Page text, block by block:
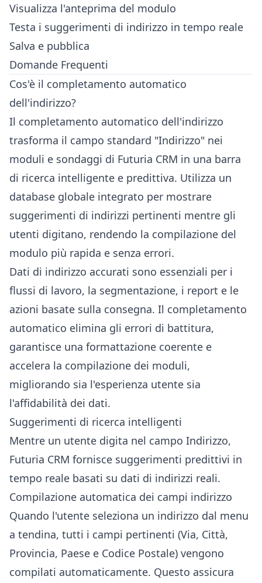
Visualizza l'anteprima del modulo
Testa i suggerimenti di indirizzo in tempo reale
Salva e pubblica
Domande Frequenti
Cos'è il completamento automatico
dell'indirizzo?
Il completamento automatico dell'indirizzo
trasforma il campo standard "Indirizzo" nei
moduli e sondaggi di Futuria CRM in una barra
di ricerca intelligente e predittiva. Utilizza un
database globale integrato per mostrare
suggerimenti di indirizzi pertinenti mentre gli
utenti digitano, rendendo la compilazione del
modulo più rapida e senza errori.
Dati di indirizzo accurati sono essenziali per i
flussi di lavoro, la segmentazione, i report e le
azioni basate sulla consegna. Il completamento
automatico elimina gli errori di battitura,
garantisce una formattazione coerente e
accelera la compilazione dei moduli,
migliorando sia l'esperienza utente sia
l'affidabilità dei dati.
Suggerimenti di ricerca intelligenti
Mentre un utente digita nel campo Indirizzo,
Futuria CRM fornisce suggerimenti predittivi in
tempo reale basati su dati di indirizzi reali.
Compilazione automatica dei campi indirizzo
Quando l'utente seleziona un indirizzo dal menu
a tendina, tutti i campi pertinenti (Via, Città,
Provincia, Paese e Codice Postale) vengono
compilati automaticamente. Questo assicura